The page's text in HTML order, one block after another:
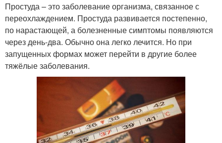
Простуда – это заболевание организма, связанное с
переохлаждением. Простуда развивается постепенно,
по нарастающей, а болезненные симптомы появляются
через день-два. Обычно она легко лечится. Но при
запущенных формах может перейти в другие более
тяжёлые заболевания.